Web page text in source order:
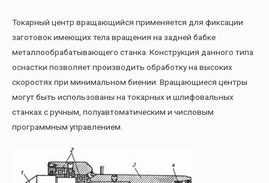
Токарный центр вращающийся применяется для фиксации
заготовок имеющих тела вращения на задней бабке
металлообрабатывающего станка. Конструкция данного типа
оснастки позволяет производить обработку на высоких
скоростях при минимальном биении. Вращающиеся центры
могут быть использованы на токарных и шлифовальных
станках с ручным, полуавтоматическим и числовым
программным управлением.